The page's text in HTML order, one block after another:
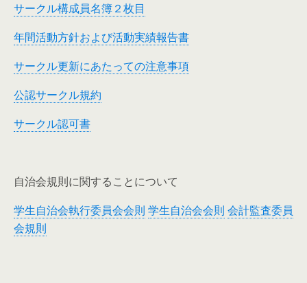
サークル構成員名簿２枚目
年間活動方針および活動実績報告書
サークル更新にあたっての注意事項
公認サークル規約
サークル認可書
自治会規則に関することについて
学生自治会執行委員会会則 学生自治会会則 会計監査委員
会規則